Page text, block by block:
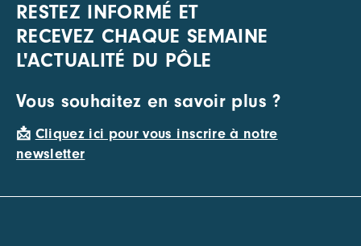
RESTEZ INFORMÉ ET
RECEVEZ CHAQUE SEMAINE
L'ACTUALITÉ DU PÔLE
Vous souhaitez en savoir plus ?
📩 Cliquez ici pour vous inscrire à notre
newsletter